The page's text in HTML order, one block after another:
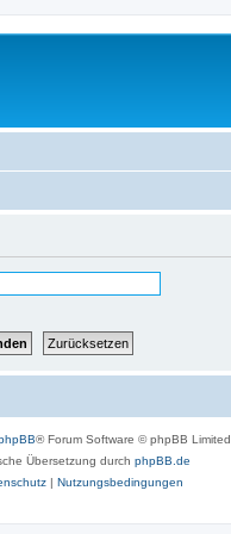
® Forum Software © phpBB Limited
Übersetzung durch phpBB.de
| Nutzungsbedingungen